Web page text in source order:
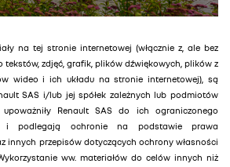
na tej stronie internetowej (włącznie z, ale bez
tekstów, zdjęć, grafik, plików dźwiękowych, plików z
wideo i ich układu na stronie internetowej), są
SAS i/lub jej spółek zależnych lub podmiotów
Renault SAS do ich ograniczonego
i podlegają ochronie na podstawie prawa
innych przepisów dotyczących ochrony własności
ww. materiałów do celów innych niż